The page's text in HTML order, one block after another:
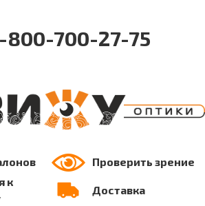
800-700-27-75
Проверить зрение
к
Доставка